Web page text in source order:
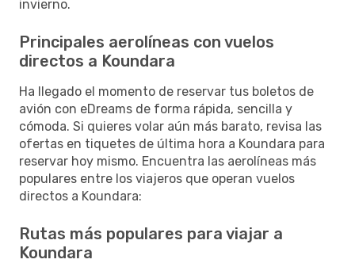
invierno.
Principales aerolíneas con vuelos
directos a Koundara
Ha llegado el momento de reservar tus boletos de
avión con eDreams de forma rápida, sencilla y
cómoda. Si quieres volar aún más barato, revisa las
ofertas en tiquetes de última hora a Koundara para
reservar hoy mismo. Encuentra las aerolíneas más
populares entre los viajeros que operan vuelos
directos a Koundara:
Rutas más populares para viajar a
Koundara